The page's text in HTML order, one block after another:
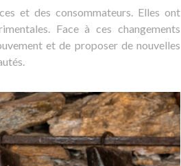
et des consommateurs. Elles ont
Face à ces changements
et de proposer de nouvelles